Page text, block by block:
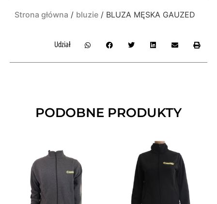
Strona główna / bluzie / BLUZA MĘSKA GAUZED
Udział
PODOBNE PRODUKTY